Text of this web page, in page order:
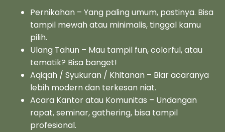
Pernikahan – Yang paling umum, pastinya. Bisa
tampil mewah atau minimalis, tinggal kamu
pilih.
Ulang Tahun – Mau tampil fun, colorful, atau
tematik? Bisa banget!
Aqiqah / Syukuran / Khitanan – Biar acaranya
lebih modern dan terkesan niat.
Acara Kantor atau Komunitas – Undangan
rapat, seminar, gathering, bisa tampil
profesional.